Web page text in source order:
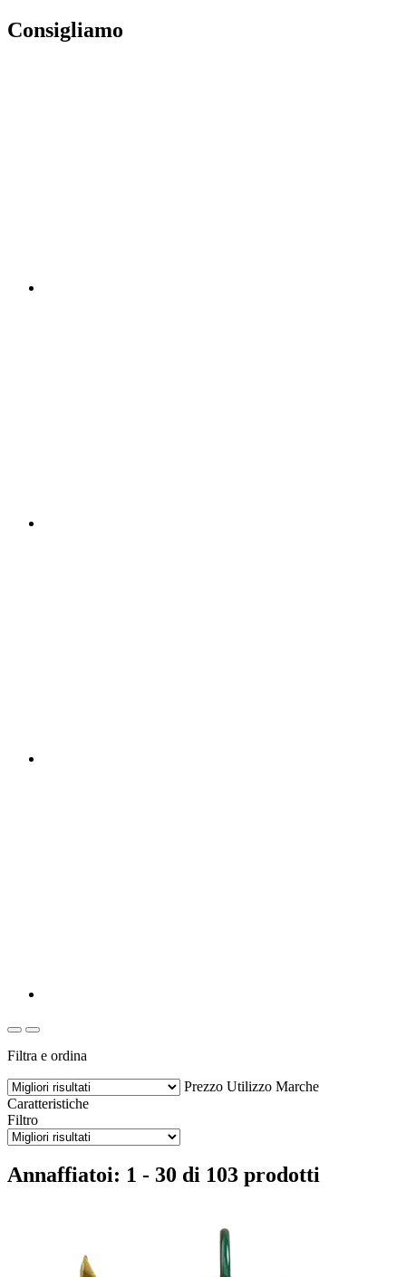
Consigliamo
Filtra e ordina
Prezzo Utilizzo Marche
Caratteristiche
Filtro
Annaffiatoi: 1 - 30 di 103 prodotti